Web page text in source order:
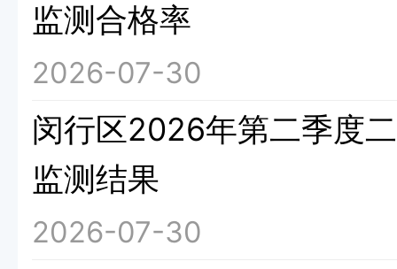
监测合格率
2026-07-30
闵行区2026年第二季度
监测结果
2026-07-30